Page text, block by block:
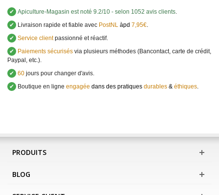
✔ Apiculture-Magasin est noté 9.2/10 - selon 1052 avis clients
✔
Livraison rapide et fiable avec PostNL àpd 7,95€
✔ Service clientpassionné et réactif.
✔
Paiements sécurisés via plusieurs méthodes (Bancontact, carte de crédit,
Paypal, etc.).
✔ 60 jours pour changer d'avis.
✔
Boutique en ligne engagée dans des pratiques durables & éthiques
PRODUITS
BLOG